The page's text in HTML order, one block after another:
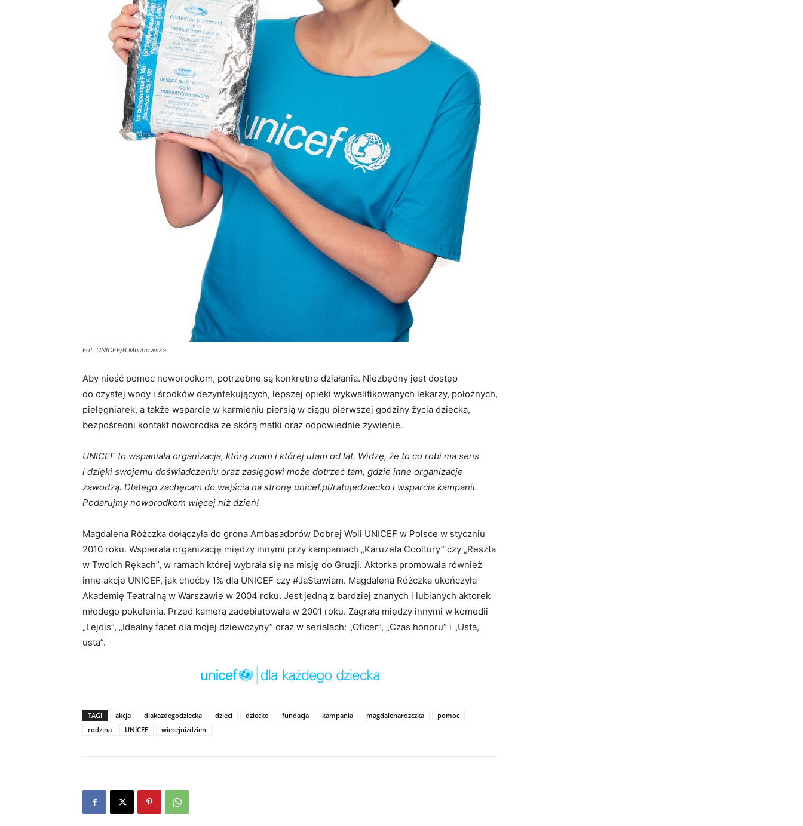
Fot. UNICEF/B.Muchowska.
Aby nieść pomoc noworodkom, potrzebne są konkretne działania. Niezbędny jest dostęp
do czystej wody i środków dezynfekujących, lepszej opieki wykwalifikowanych lekarzy, położnych,
pielęgniarek, a także wsparcie w karmieniu piersią w ciągu pierwszej godziny życia dziecka,
bezpośredni kontakt noworodka ze skórą matki oraz odpowiednie żywienie.
UNICEF to wspaniała organizacja, którą znam i której ufam od lat. Widzę, że to co robi ma sens
i dzięki swojemu doświadczeniu oraz zasięgowi może dotrzeć tam, gdzie inne organizacje
zawodzą. Dlatego zachęcam do wejścia na stronę unicef.pl/ratujedziecko i wsparcia kampanii.
Podarujmy noworodkom więcej niż dzień!
Magdalena Różczka dołączyła do grona Ambasadorów Dobrej Woli UNICEF w Polsce w styczniu
2010 roku. Wspierała organizację między innymi przy kampaniach „Karuzela Cooltury” czy „Reszta
w Twoich Rękach”, w ramach której wybrała się na misję do Gruzji. Aktorka promowała również
inne akcje UNICEF, jak choćby 1% dla UNICEF czy #JaStawiam. Magdalena Różczka ukończyła
Akademię Teatralną w Warszawie w 2004 roku. Jest jedną z bardziej znanych i lubianych aktorek
młodego pokolenia. Przed kamerą zadebiutowała w 2001 roku. Zagrała między innymi w komedii
„Lejdis”, „Idealny facet dla mojej dziewczyny” oraz w serialach: „Oficer”, „Czas honoru” i „Usta,
usta”.
TAGI akcja dlakazdegodziecka dzieci dziecko fundacja kampania magdalenarozczka
pomoc
rodzina
UNICEF wiecejnizdzien